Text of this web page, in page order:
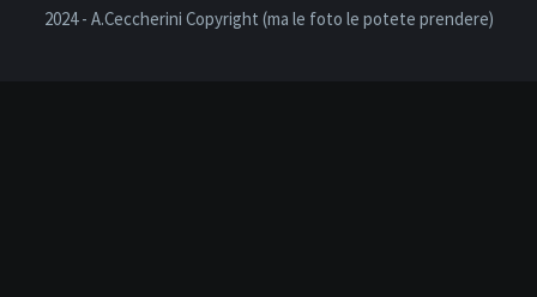
2024 - A.Ceccherini Copyright (ma le foto le potete prendere)